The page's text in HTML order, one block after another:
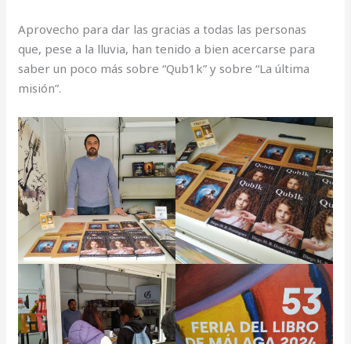
Aprovecho para dar las gracias a todas las personas
que, pese a la lluvia, han tenido a bien acercarse para
saber un poco más sobre “Qub1k” y sobre “La última
misión”.